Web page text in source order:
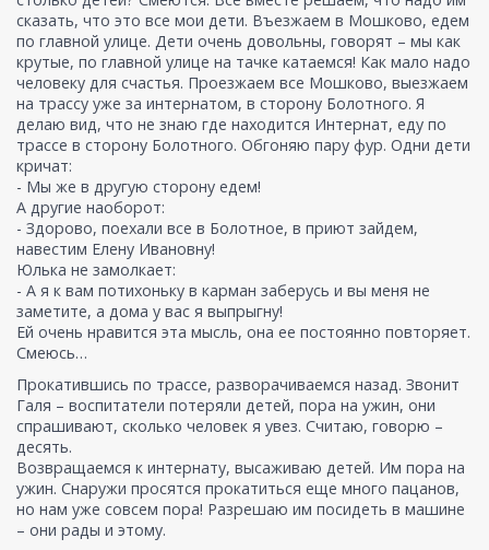
сказать, что это все мои дети. Въезжаем в Мошково, едем
по главной улице. Дети очень довольны, говорят – мы как
крутые, по главной улице на тачке катаемся! Как мало надо
человеку для счастья. Проезжаем все Мошково, выезжаем
на трассу уже за интернатом, в сторону Болотного. Я
делаю вид, что не знаю где находится Интернат, еду по
трассе в сторону Болотного. Обгоняю пару фур. Одни дети
кричат:
- Мы же в другую сторону едем!
А другие наоборот:
- Здорово, поехали все в Болотное, в приют зайдем,
навестим Елену Ивановну!
Юлька не замолкает:
- А я к вам потихоньку в карман заберусь и вы меня не
заметите, а дома у вас я выпрыгну!
Ей очень нравится эта мысль, она ее постоянно повторяет.
Смеюсь…
Прокатившись по трассе, разворачиваемся назад. Звонит
Галя – воспитатели потеряли детей, пора на ужин, они
спрашивают, сколько человек я увез. Считаю, говорю –
десять.
Возвращаемся к интернату, высаживаю детей. Им пора на
ужин. Снаружи просятся прокатиться еще много пацанов,
но нам уже совсем пора! Разрешаю им посидеть в машине
– они рады и этому.